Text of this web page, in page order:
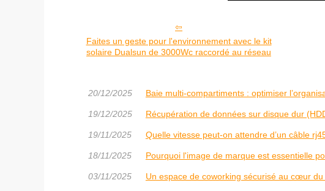
Faites un geste pour l'environnement avec le kit
solaire Dualsun de 3000Wc raccordé au réseau
20/12/2025 Baie multi-compartiments : optimiser
19/12/2025 Récupération de données sur disque dur
19/11/2025 Quelle vitesse peut-on attendre d’un câble
18/11/2025 Pourquoi l'image de marque est essentielle
03/11/2025 Un espace de coworking sécurisé au cœur